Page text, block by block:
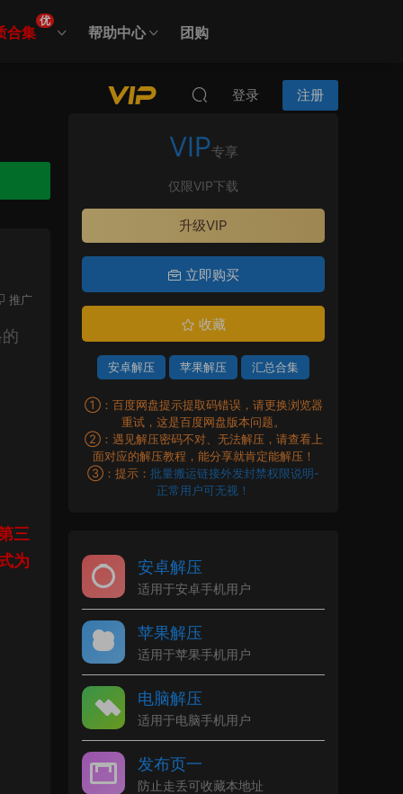
合集
优
帮助中心 团购
登录 注册
推广
三
为
VIP专享
仅限VIP下载
升级VIP
立即购买
收藏
安卓解压 苹果解压 汇总合集
①：百度网盘提示提取码错误，请更换浏览器
重试，这是百度网盘版本问题。
②：遇见解压密码不对、无法解压，请查看上
面对应的解压教程，能分享就肯定能解压！
③：提示： 批量搬运链接外发封禁权限说明-
正常用户可无视！
安卓解压
适用于安卓手机用户
苹果解压
适用于苹果手机用户
电脑解压
适用于电脑手机用户
发布页一
防止走丢可收藏本地址